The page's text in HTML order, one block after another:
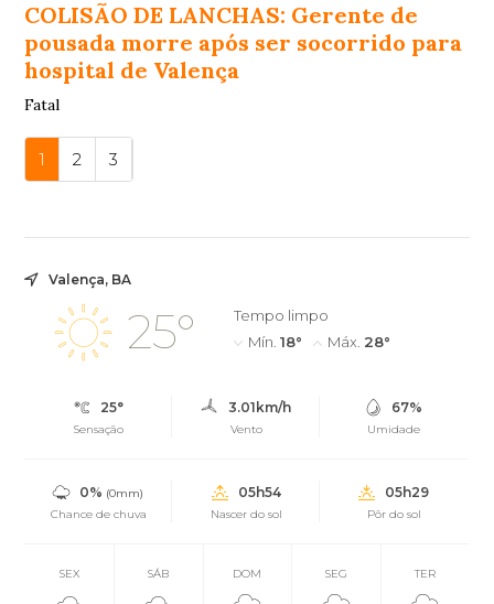
COLISÃO DE LANCHAS: Gerente de
pousada morre após ser socorrido para
hospital de Valença
Fatal
1 2 3
Valença, BA
25°
Tempo limpo
Mín. 18° Máx. 28°
25°
Sensação
3.01km/h
Vento
67%
Umidade
0% (0mm)
Chance de chuva
05h54
Nascer do sol
05h29
Pôr do sol
SEX SÁB DOM SEG TER